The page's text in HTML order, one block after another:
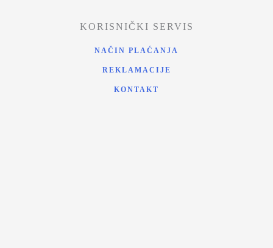
KORISNIČKI SERVIS
NAČIN PLAĆANJA
REKLAMACIJE
KONTAKT